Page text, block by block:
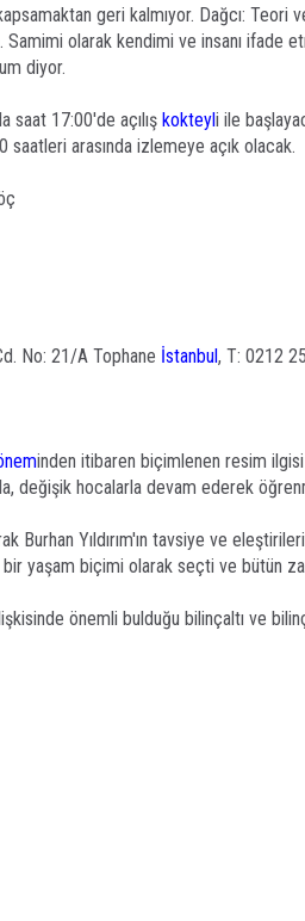
geri kalmıyor. Dağcı: Teori
olarak kendimi ve insanı ifade
diyor.
saat 17:00'de açılış kokteyli ile
arasında izlemeye açık olacak.
No: 21/A Tophane İstanbul, T: 0212
inden itibaren biçimlenen resim ilgisi
değişik hocalarla devam ederek
Burhan Yıldırım'ın tavsiye ve
yaşam biçimi olarak seçti ve bütün
önemli bulduğu bilinçaltı ve